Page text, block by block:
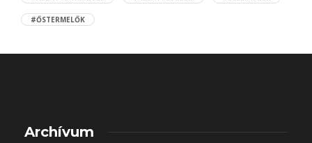
#ŐSTERMELŐK
Archívum